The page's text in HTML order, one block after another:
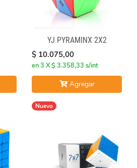
YJ PYRAMINX 2X2
$ 10.075,00
en 3 X $ 3.358,33 s/int
Agregar
Nuevo